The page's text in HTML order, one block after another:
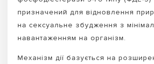
призначений для відновлення
на сексуальне збудження з
навантаженням на організм.
Механізм дії базується на